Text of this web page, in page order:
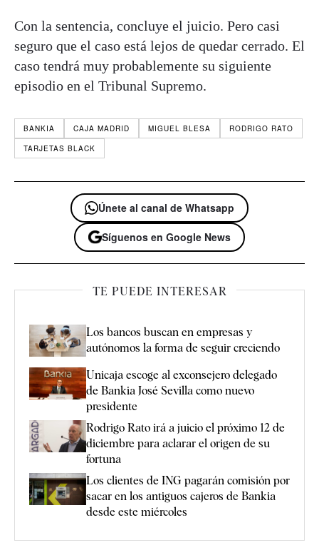
Con la sentencia, concluye el juicio. Pero casi
seguro que el caso está lejos de quedar cerrado. El
caso tendrá muy probablemente su siguiente
episodio en el Tribunal Supremo.
BANKIA CAJA MADRID MIGUEL BLESA
RODRIGO RATO
TARJETAS BLACK
Únete al canal de Whatsapp
Síguenos en Google News
TE PUEDE INTERESAR
Los bancos buscan en empresas y
autónomos la forma de seguir creciendo
Unicaja escoge al exconsejero delegado
de Bankia José Sevilla como nuevo
presidente
Rodrigo Rato irá a juicio el próximo 12 de
diciembre para aclarar el origen de su
fortuna
Los clientes de ING pagarán comisión por
sacar en los antiguos cajeros de Bankia
desde este miércoles